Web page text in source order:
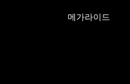
메가라이드